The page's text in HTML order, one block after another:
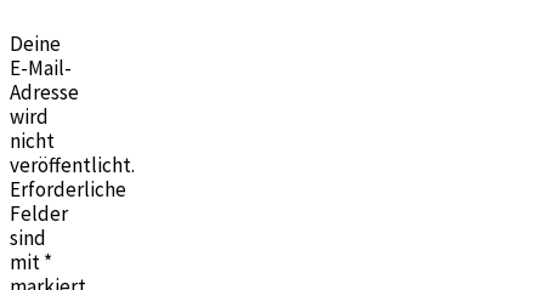
Deine
E-Mail-
Adresse
wird
nicht
veröffentlicht.
Erforderliche
Felder
sind
mit*